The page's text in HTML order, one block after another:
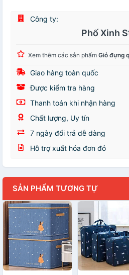
Công ty:
Phố Xinh
Xem thêm các sản phẩm Giỏ đựng
Giao hàng toàn quốc
Được kiểm tra hàng
Thanh toán khi nhận hàng
Chất lượng, Uy tín
7 ngày đổi trả dễ dàng
Hỗ trợ xuất hóa đơn đỏ
SẢN PHẨM TƯƠNG TỰ